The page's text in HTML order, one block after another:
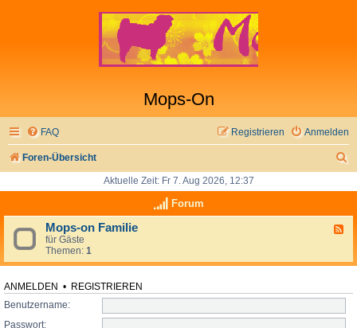
Mops-On
FAQ Anmelden
Registrieren
Foren-Übersicht
h
Aktuelle Zeit: Fr 7. Aug 2026, 12:37
Forum
d
o
Mops-on Familie
für Gäste
Themen: 1
ANMELDEN • REGISTRIEREN
Benutzername:
Passwort: